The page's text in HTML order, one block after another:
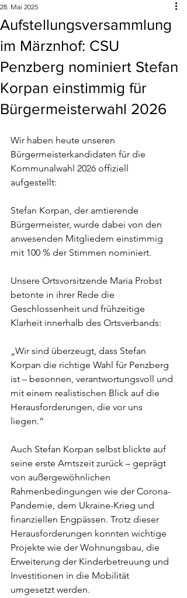
Aufstellungsversammlung
im Märznhof: CSU
Penzberg nominiert Stefan
Korpan einstimmig für
Bürgermeisterwahl 2026
28. Mai 2025
Wir haben heute unseren
Bürgermeisterkandidaten für die
Kommunalwahl 2026 offiziell
aufgestellt:
Stefan Korpan, der amtierende
Bürgermeister, wurde dabei von den
anwesenden Mitgliedern einstimmig
mit 100 % der Stimmen nominiert.
Unsere Ortsvorsitzende Maria Probst
betonte in ihrer Rede die
Geschlossenheit und frühzeitige
Klarheit innerhalb des Ortsverbands:
„Wir sind überzeugt, dass Stefan
Korpan die richtige Wahl für Penzberg
ist – besonnen, verantwortungsvoll und
mit einem realistischen Blick auf die
Herausforderungen, die vor uns
liegen.“
Auch Stefan Korpan selbst blickte auf
seine erste Amtszeit zurück – geprägt
von außergewöhnlichen
Rahmenbedingungen wie der Corona-
Pandemie, dem Ukraine-Krieg und
finanziellen Engpässen. Trotz dieser
Herausforderungen konnten wichtige
Projekte wie der Wohnungsbau, die
Erweiterung der Kinderbetreuung und
Investitionen in die Mobilität
umgesetzt werden.